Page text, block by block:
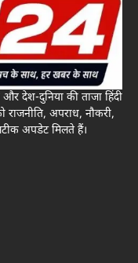
देश-दुनिया की ताजा हिंदी
राजनीति, अपराध, नौकरी,
अपडेट मिलते हैं।